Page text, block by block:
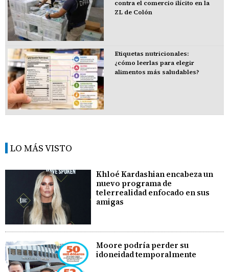
contra el comercio ilícito en la
ZL de Colón
Etiquetas nutricionales:
¿cómo leerlas para elegir
alimentos más saludables?
LO MÁS VISTO
Khloé Kardashian encabeza un
nuevo programa de
telerrealidad enfocado en sus
amigas
Moore podría perder su
idoneidad temporalmente